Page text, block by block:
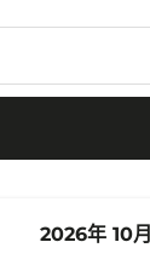
2026年 10月